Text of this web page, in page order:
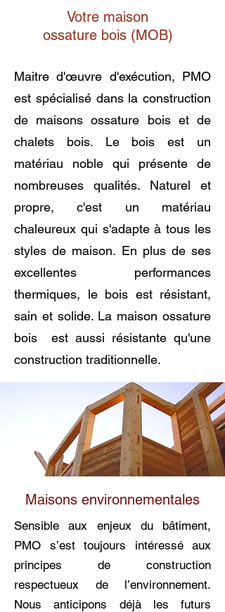
Votre maison
ossature bois (MOB)
Maitre d'œuvre d'exécution, PMO
est spécialisé dans la construction
de maisons ossature bois et de
chalets bois. Le bois est un
matériau noble qui présente de
nombreuses qualités. Naturel et
propre, c'est un matériau
chaleureux qui s'adapte à tous les
styles de maison. En plus de ses
excellentes performances
thermiques, le bois est résistant,
sain et solide. La maison ossature
bois est aussi résistante qu'une
construction traditionnelle.
Maisons environnementales
Sensible aux enjeux du bâtiment,
PMO s’est toujours intéressé aux
principes de construction
respectueux de l’environnement.
Nous anticipons déjà les futurs